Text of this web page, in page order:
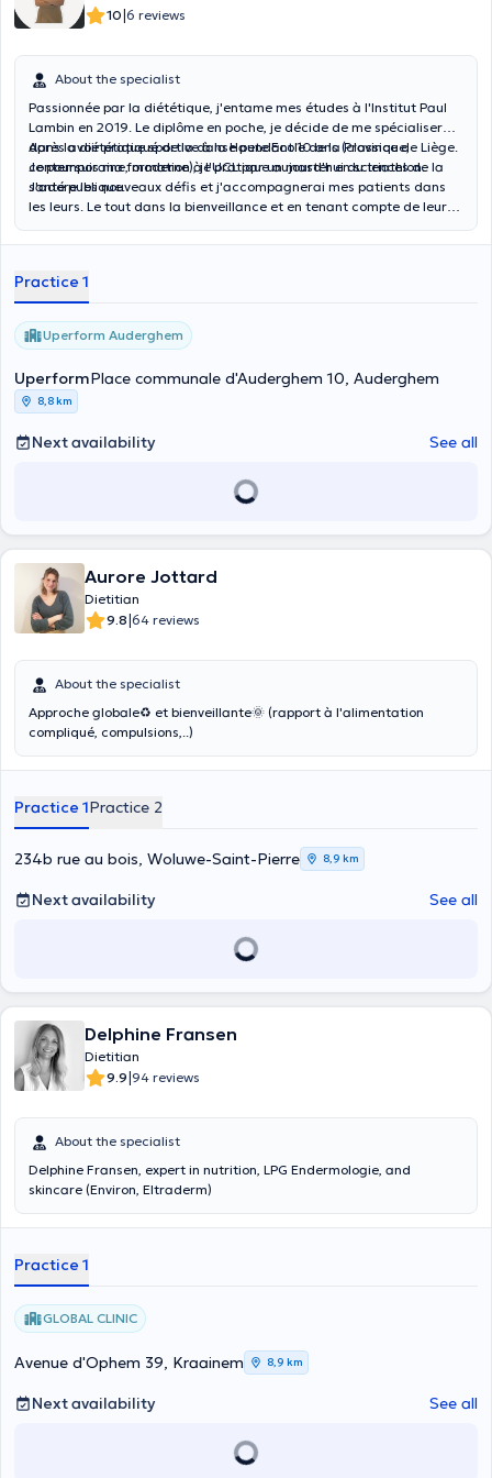
10|6 reviews
About the specialist
Passionnée par la diététique, j'entame mes études à l'Institut Paul
Lambin en 2019. Le diplôme en poche, je décide de me spécialiser
dans la diététique sportive à la Haute Ecole de la Province de Liège.
Je poursuis ma formation à l'UCL par un master en sciences de la
santé publique.
Après avoir pratiqué de la danse pendant 10 ans (classique,
contemporaine, moderne), je pratique aujourd'hui du triathlon.
J'adore les nouveaux défis et j'accompagnerai mes patients dans
les leurs. Le tout dans la bienveillance et en tenant compte de leurs
Practice 1
Uperform Auderghem
UperformPlace communale d'Auderghem 10, Auderghem
8,8 km
Next availability See all
Aurore Jottard
Dietitian
9.8|64 reviews
About the specialist
Approche globale♻ et bienveillante🌞 (rapport à l'alimentation
compliqué, compulsions,..)
Practice 1Practice 2
234b rue au bois, Woluwe-Saint-Pierre 8,9 km
Next availability See all
Delphine Fransen
Dietitian
9.9|94 reviews
About the specialist
Delphine Fransen, expert in nutrition, LPG Endermologie, and
skincare (Environ, Eltraderm)
Practice 1
GLOBAL CLINIC
Avenue d'Ophem 39, Kraainem 8,9 km
Next availability See all